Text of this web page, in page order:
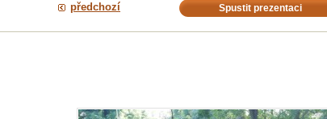
předchozí Spustit prezentaci